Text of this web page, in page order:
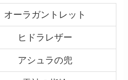
オーラガントレット
ヒドラレザー
アシュラの兜